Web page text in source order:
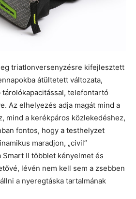
triatlonversenyzésre kifejlesztett
átültetett változata,
telefontartó
Az elhelyezés adja magát mind a
mind a kerékpáros közlekedéshez,
fontos, hogy a testhelyzet
maradjon, „civil”
Smart II többlet kényelmet és
lévén nem kell sem a zsebben
a nyeregtáska tartalmának